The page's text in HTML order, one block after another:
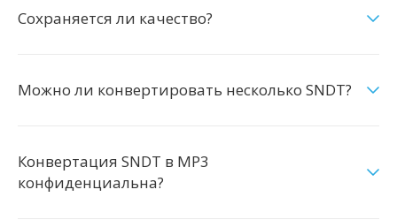
Сохраняется ли качество?
Можно ли конвертировать несколько SNDT?
Конвертация SNDT в MP3
конфиденциальна?